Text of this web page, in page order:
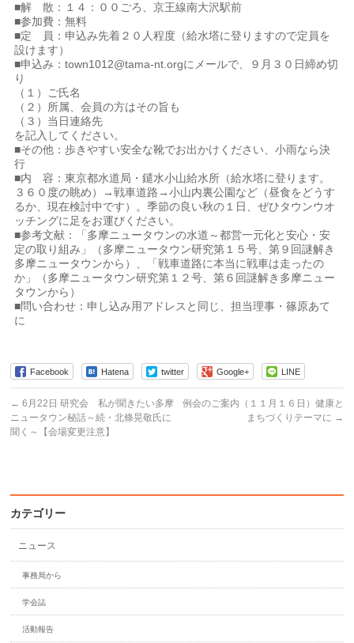
■解 散：１４：００ごろ、京王線南大沢駅前
■参加費：無料
■定 員：申込み先着２０人程度（給水塔に登りますので定員を
設けます）
■申込み：town1012@tama-nt.orgにメールで、９月３０日締め切
り
（１）ご氏名
（２）所属、会員の方はその旨も
（３）当日連絡先
を記入してください。
■その他：歩きやすい安全な靴でお出かけください、小雨なら決
行
■内 容：東京都水道局・鑓水小山給水所（給水塔に登ります。
３６０度の眺め）→戦車道路→小山内裏公園など（昼食をどうす
るか、現在検討中です）。季節の良い秋の１日、ぜひタウンウオ
ッチングに足をお運びください。
■参考文献：「多摩ニュータウンの水道～都営一元化と安心・安
定の取り組み」（多摩ニュータウン研究第１５号、第９回謎解き
多摩ニュータウンから）、「戦車道路に本当に戦車は走ったの
か」（多摩ニュータウン研究第１２号、第６回謎解き多摩ニュー
タウンから）
■問い合わせ：申し込み用アドレスと同じ、担当理事・篠原あて
に
Facebook Hatena twitter Google+ LINE
← 6月22日 研究会 私が聞きたい多摩
ニュータウン秘話～続・北條晃敬氏に
聞く～【会場変更注意】
例会のご案内（１１月１６日）健康と
まちづくりテーマに →
カテゴリー
ニュース
事務局から
学会誌
活動報告